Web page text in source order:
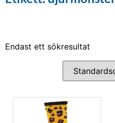
Endast ett sökresultat